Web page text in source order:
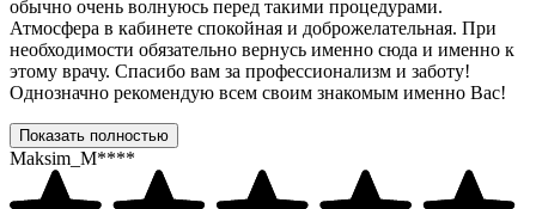
обычно очень волнуюсь перед такими процедурами.
Атмосфера в кабинете спокойная и доброжелательная. При
необходимости обязательно вернусь именно сюда и именно к
этому врачу. Спасибо вам за профессионализм и заботу!
Однозначно рекомендую всем своим знакомым именно Вас!
Показать полностью
Maksim_M****